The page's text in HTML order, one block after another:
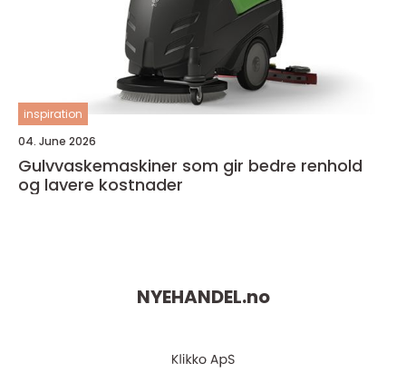
inspiration
04. June 2026
Gulvvaskemaskiner som gir bedre renhold
og lavere kostnader
NYEHANDEL.no